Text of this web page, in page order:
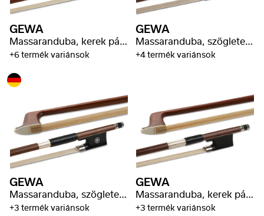
GEWA
Massaranduba, kerek pálca, bálnacsonttal burkolva
+6 termék variánsok
GEWA
Massaranduba, szögletes pálca, jobb minőség
+4 termék variánsok
GEWA
Massaranduba, szögletes pálca, válogatott minőség
+3 termék variánsok
GEWA
Massaranduba, kerek pálca, Baron bélyeg
+3 termék variánsok